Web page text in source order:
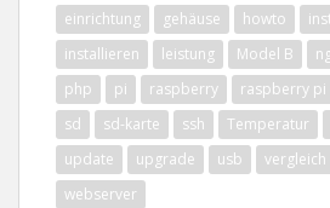
einrichtung
gehäuse howto
installieren
leistung Model B
php
pi raspberry raspberry pi
sd
sd-karte ssh Temperatur
update
upgrade usb vergleich
webserver